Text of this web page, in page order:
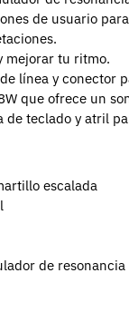
de usuario
mejorar tu ritmo.
línea y conector
que ofrece un
de teclado y atril
escalada
de resonancia